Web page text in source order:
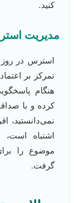
کنید.
مدیریت
استرس در
تمرکز بر
هنگام
کرده و با
نمی‌دانستید،
اشتباه است،
موضوع را
گرفت.